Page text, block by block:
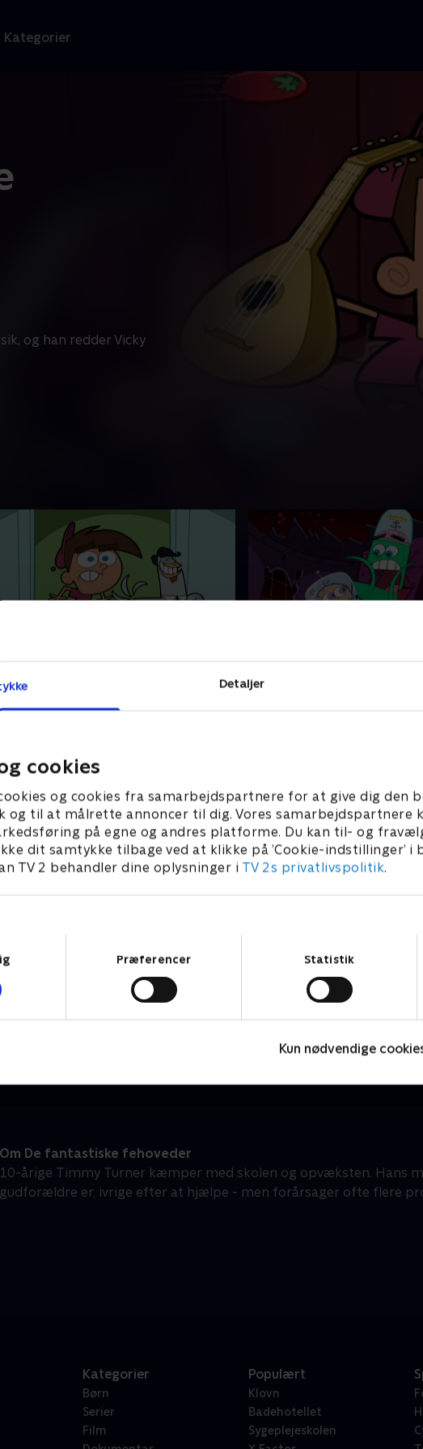
Detaljer
cookies
og cookies fra samarbejdspartnere for at give dig den
og til at målrette annoncer til dig. Vores samarbejdspartnere
på egne og andres platforme. Du kan til- og
dit samtykke tilbage ved at klikke på ’Cookie-indstillinger’ i
TV 2 behandler dine oplysninger i TV 2s privatlivspolitik.
Præferencer Statistik
Kun nødvendige
Kategorier
og han redder Vicky
Poof bliver syg med "skoldpoofs".
Timmy stjæler Amors pile til brug på
Trixie.
Wanda forsøger at afsløre
Om De fantastiske fehoveder
10-årige Timmy Turner kæmper med skolen og opvæksten. Hans
gudforældre er, ivrige efter at hjælpe - men forårsager ofte flere
Kategorier
Børn
Serier
Film
Populært
Klovn
Badehotellet
Sygeplejeskolen